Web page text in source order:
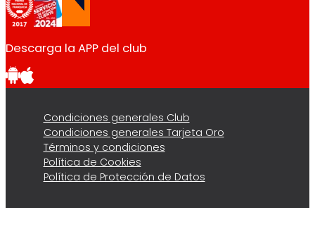
Descarga la APP del club
Condiciones generales Club
Condiciones generales Tarjeta Oro
Términos y condiciones
Política de Cookies
Política de Protección de Datos